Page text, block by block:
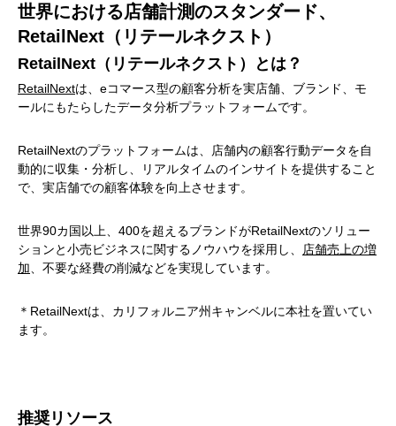
世界における店舗計測のスタンダード、
RetailNext（リテールネクスト）
RetailNext（リテールネクスト）とは？
RetailNextは、eコマース型の顧客分析を実店舗、ブランド、モ
ールにもたらしたデータ分析プラットフォームです。
RetailNextのプラットフォームは、店舗内の顧客行動データを自
動的に収集・分析し、リアルタイムのインサイトを提供すること
で、実店舗での顧客体験を向上させます。
世界90カ国以上、400を超えるブランドがRetailNextのソリュー
ションと小売ビジネスに関するノウハウを採用し、
店舗売上の増
加 、不要な経費の削減などを実現しています。
＊RetailNextは、カリフォルニア州キャンベルに本社を置いてい
ます。
推奨リソース